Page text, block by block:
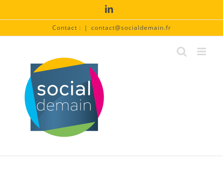
LinkedIn
Contact : | contact@socialdemain.fr